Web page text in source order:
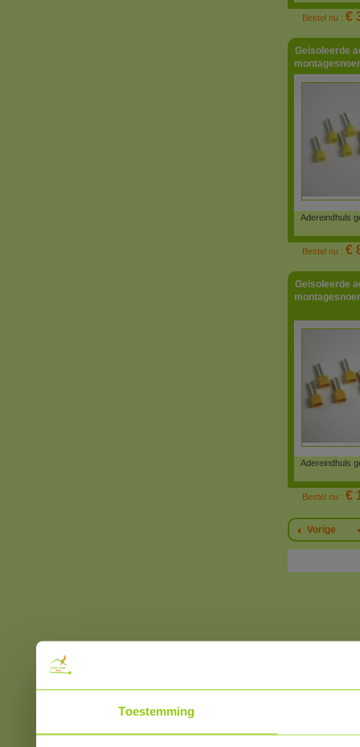
Toestemming
Bestel nu : €
Geisoleerde
Adereindhuls
Bestel nu : €
Geisoleerde
Adereindhuls
Bestel nu : €
Vorige